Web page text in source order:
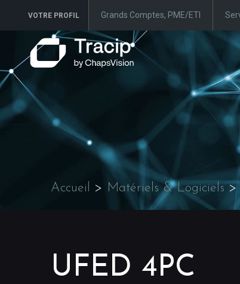
VOTRE PROFIL Grands Comptes, PME/ETI
Accueil > Matériels & Logiciels
UFED 4PC